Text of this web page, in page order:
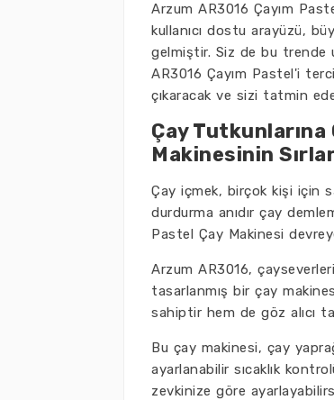
Arzum AR3016 Çayım
kullanıcı dostu arayüzü,
gelmiştir. Siz de bu trende
AR3016 Çayım Pastel'i
çıkaracak ve sizi tatmin
Çay Tutkunlarına
Makinesinin
Çay içmek, birçok kişi için
durdurma anıdır çay
Pastel Çay Makinesi
Arzum AR3016,
tasarlanmış bir çay
sahiptir hem de göz alıcı
Bu çay makinesi, çay
ayarlanabilir sıcaklık
zevkinize göre